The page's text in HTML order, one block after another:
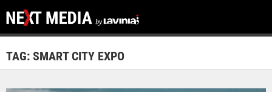
TAG: SMART CITY EXPO